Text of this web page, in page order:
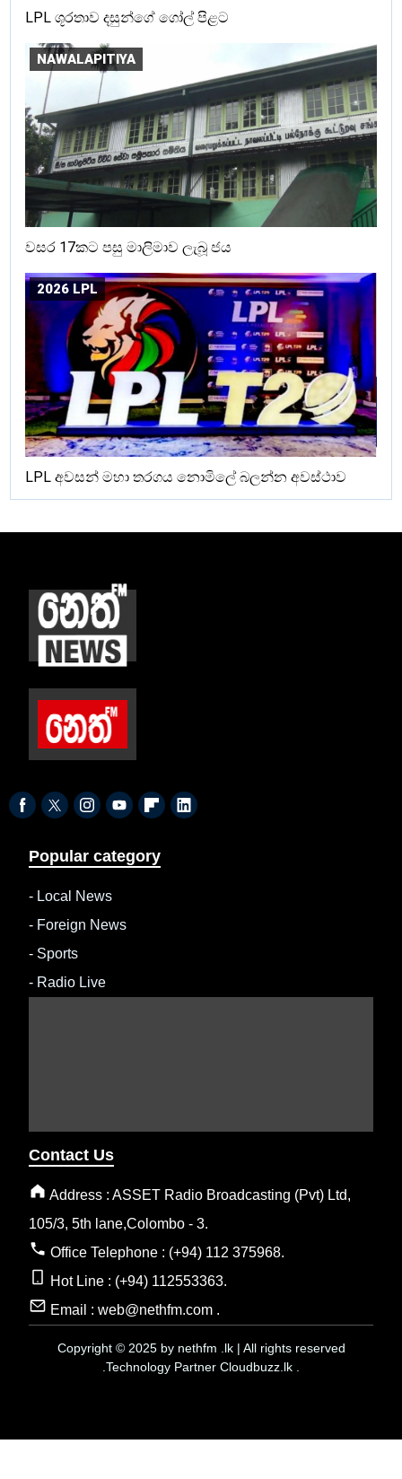
LPL ශූරතාව දසුන්ගේ ගෝල් පිළට
NAWALAPITIYA
වසර 17කට පසු මාලිමාව ලැබූ ජය
2026 LPL
LPL අවසන් මහා තරගය නොමිලේ බලන්න අවස්ථාව
Popular category
- Local News
- Foreign News
- Sports
- Radio Live
Contact Us
Address : ASSET Radio Broadcasting (Pvt) Ltd,
105/3, 5th lane,Colombo - 3.
Office Telephone : (+94) 112 375968.
Hot Line : (+94) 112553363.
Email : web@nethfm.com .
Copyright © 2025 by nethfm .lk | All rights reserved
.Technology Partner Cloudbuzz.lk .